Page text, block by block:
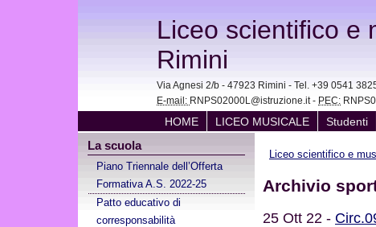
Liceo scientifico e
Rimini
Via Agnesi 2/b - 47923 Rimini - Tel. +39 0541
E-mail: RNPS02000L@istruzione.it - PEC:
HOME LICEO MUSICALE Studenti
La scuola
Piano Triennale dell’Offerta
Formativa A.S. 2022-25
Patto educativo di
corresponsabilità
Liceo scientifico e
Archivio
25 Ott 22 -